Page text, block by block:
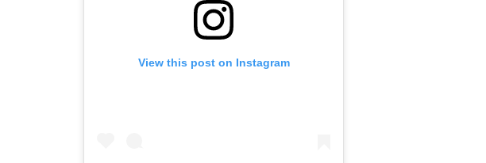
View this post on Instagram